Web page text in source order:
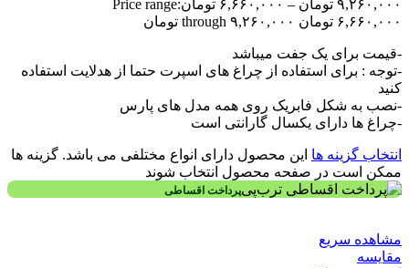
۹,۲۶۰,۰۰۰ تومان – ۶,۶۶۰,۰۰۰ تومانPrice range:
۶,۶۶۰,۰۰۰ تومان through ۹,۲۶۰,۰۰۰ تومان
-قیمت برای یک جفت میباشد
-توجه : برای استفاده از چراغ های اسپرت حتما از هدلایت استفاده
کنید
-نصب به شکل فابریک روی همه مدل های پارس
-چراغ ها دارای یکسال گارانتی است
انتخاب گزینه ها این محصول دارای انواع مختلفی می باشد. گزینه ها
ممکن است در صفحه محصول انتخاب شوند
پرداخت اقساطی
مشاهده سریع
مقایسه